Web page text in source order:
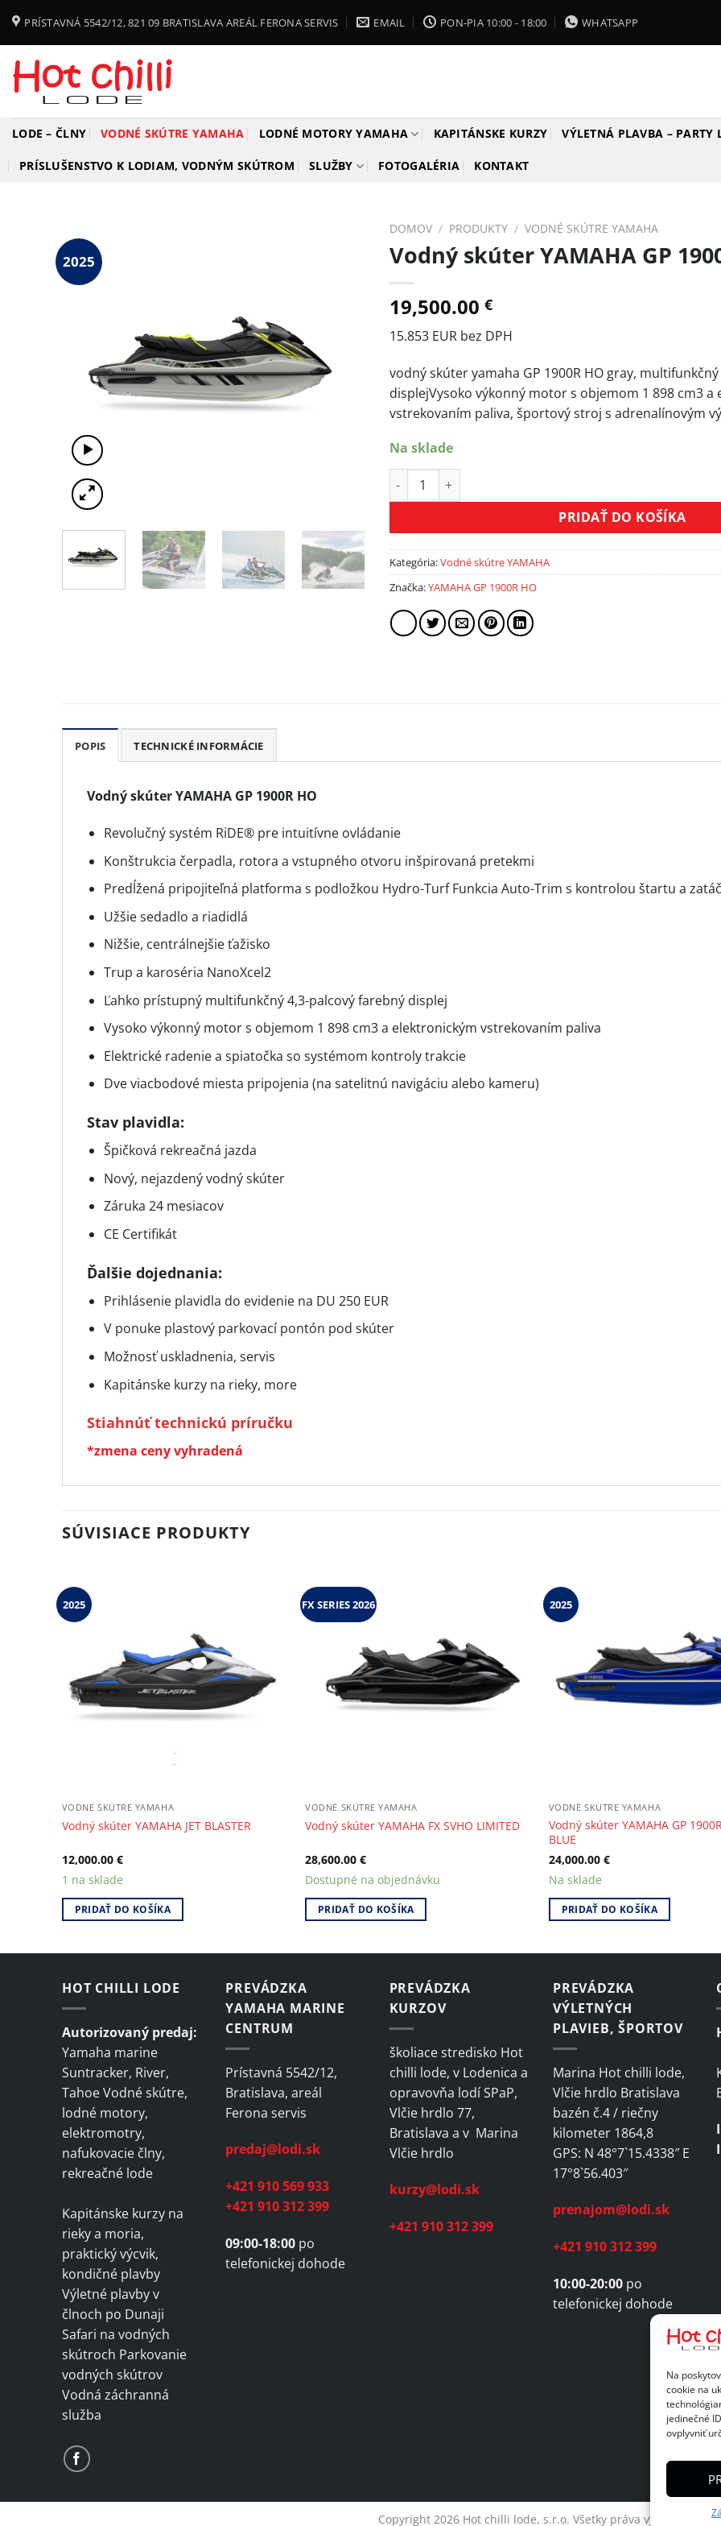
Na
cookie na
jedinečné
ovplyvniť
content
PRÍSTAVNÁ 5542/12, 821 09 BRATISLAVA AREÁL FERONA SERVIS EMAIL PON-PIA 10:00 - 18:00 WHATSAPP
LODE – ČLNY VODNÉ SKÚTRE YAMAHA LODNÉ MOTORY YAMAHA KAPITÁNSKE KURZY VÝLETNÁ PLAVBA – PARTY
PRÍSLUŠENSTVO K LODIAM, VODNÝM SKÚTROM SLUŽBY FOTOGALÉRIA KONTAKT
2025
DOMOV / PRODUKTY / VODNÉ SKÚTRE YAMAHA
Vodný skúter YAMAHA GP
19,500.00 €
15.853 EUR bez DPH
vodný skúter yamaha GP 1900R HO gray,
displejVysoko výkonný motor s objemom 1 898 cm3 a
vstrekovaním paliva, športový stroj s adrenalínovým
Na sklade
množstvo Vodný skúter YAMAHA GP 1900R HO GRAY
PRIDAŤ DO KOŠÍKA
Kategória:Vodné skútre YAMAHA
Značka:YAMAHA GP 1900R HO
POPIS TECHNICKÉ INFORMÁCIE
Vodný skúter YAMAHA GP 1900R HO
Revolučný systém RiDE® pre intuitívne ovládanie
Konštrukcia čerpadla, rotora a vstupného otvoru inšpirovaná pretekmi
Predĺžená pripojiteľná platforma s podložkou Hydro-Turf Funkcia Auto-Trim s kontrolou štartu a
Užšie sedadlo a riadidlá
Nižšie, centrálnejšie ťažisko
Trup a karoséria NanoXcel2
Ľahko prístupný multifunkčný 4,3-palcový farebný displej
Vysoko výkonný motor s objemom 1 898 cm3 a elektronickým vstrekovaním paliva
Elektrické radenie a spiatočka so systémom kontroly trakcie
Dve viacbodové miesta pripojenia (na satelitnú navigáciu alebo kameru)
Stav plavidla:
Špičková rekreačná jazda
Nový, nejazdený vodný skúter
Záruka 24 mesiacov
CE Certifikát
Ďalšie dojednania:
Prihlásenie plavidla do evidenie na DU 250 EUR
V ponuke plastový parkovací pontón pod skúter
Možnosť uskladnenia, servis
Kapitánske kurzy na rieky, more
Stiahnúť technickú príručku
*zmena ceny vyhradená
SÚVISIACE PRODUKTY
2025
VODNÉ SKÚTRE YAMAHA
Vodný skúter YAMAHA JET BLASTER
12,000.00 €
1 na sklade
PRIDAŤ DO KOŠÍKA
FX SERIES 2026
VODNÉ SKÚTRE YAMAHA
Vodný skúter YAMAHA FX SVHO LIMITED
28,600.00€
Dostupné na objednávku
PRIDAŤ DO KOŠÍKA
2025
VODNÉ SKÚTRE YAMAHA
Vodný skúter YAMAHA GP
BLUE
24,000.00 €
Na sklade
PRIDAŤ DO KOŠÍKA
HOT CHILLI LODE
Autorizovaný predaj:
Yamaha marine
Suntracker, River,
Tahoe Vodné skútre,
lodné motory,
elektromotry,
nafukovacie člny,
rekreačné lode
Kapitánske kurzy na
rieky a moria,
praktický výcvik,
kondičné plavby
Výletné plavby v
člnoch po Dunaji
Safari na vodných
skútroch Parkovanie
vodných skútrov
Vodná záchranná
služba
PREVÁDZKA
YAMAHA MARINE
CENTRUM
Prístavná 5542/12,
Bratislava, areál
Ferona servis
predaj@lodi.sk
+421 910 569 933
+421 910 312 399
09:00-18:00 po
telefonickej dohode
PREVÁDZKA
KURZOV
školiace stredisko Hot
chilli lode, v Lodenica a
opravovňa lodí SPaP,
Vlčie hrdlo 77,
Bratislava a v Marina
Vlčie hrdlo
kurzy@lodi.sk
+421 910 312 399
PREVÁDZKA
VÝLETNÝCH
PLAVIEB, ŠPORTOV
Marina Hot chilli lode,
Vlčie hrdlo Bratislava
bazén č.4 / riečny
kilometer 1864,8
GPS: N 48°7`15.4338″ E
17°8`56.403″
prenajom@lodi.sk
+421 910 312 399
10:00-20:00po
telefonickej dohode
Copyright 2026 Hot chilli lode, s.r.o. Všetky práva vyhradené.